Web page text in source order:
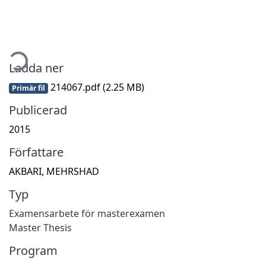
Ladda ner
Primär fil 214067.pdf(2.25 MB)
Publicerad
2015
Författare
AKBARI, MEHRSHAD
Typ
Examensarbete för masterexamen
Master Thesis
Program